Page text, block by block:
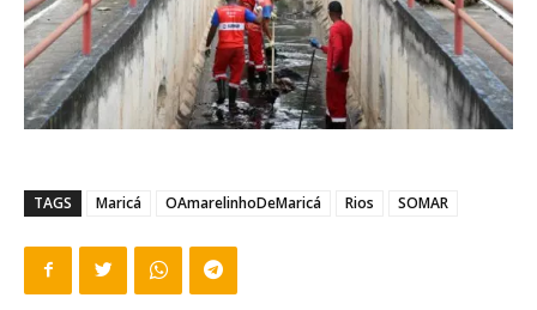
TAGS Maricá OAmarelinhoDeMaricá Rios SOMAR